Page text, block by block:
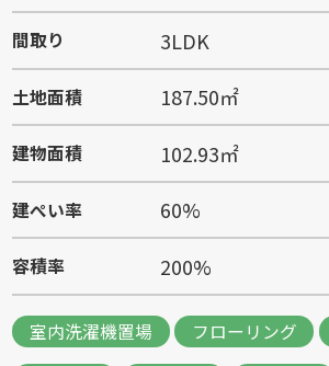
間取り 3LDK
土地面積 187.50㎡
建物面積 102.93㎡
建ぺい率 60%
容積率 200%
室内洗濯機置場 フローリング